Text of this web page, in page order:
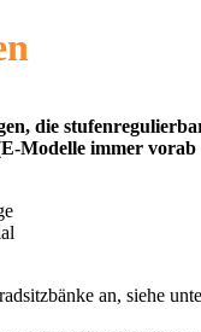
die
Modelle immer vorab
an, siehe